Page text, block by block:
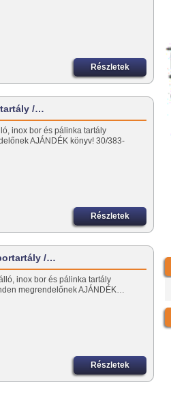
Részletek
/…
inox bor és pálinka tartály
AJÁNDÉK könyv! 30/383-
Részletek
/…
inox bor és pálinka tartály
megrendelőnek AJÁNDÉK…
Részletek